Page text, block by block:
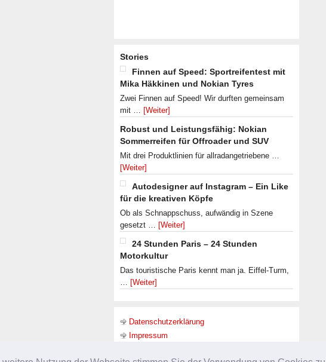
Stories
Finnen auf Speed: Sportreifentest mit
Mika Häkkinen und Nokian Tyres
Zwei Finnen auf Speed! Wir durften gemeinsam
mit … [Weiter]
Robust und Leistungsfähig: Nokian
Sommerreifen für Offroader und SUV
Mit drei Produktlinien für allradangetriebene …
[Weiter]
Autodesigner auf Instagram – Ein Like
für die kreativen Köpfe
Ob als Schnappschuss, aufwändig in Szene
gesetzt … [Weiter]
24 Stunden Paris – 24 Stunden
Motorkultur
Das touristische Paris kennt man ja. Eiffel-Turm,
… [Weiter]
Datenschutzerklärung
Impressum